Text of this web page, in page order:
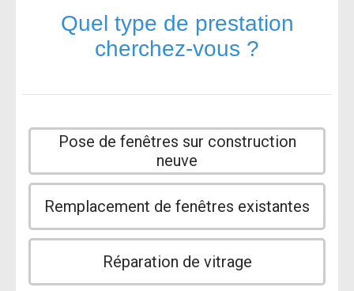
Quel type de prestation
cherchez-vous ?
Pose de fenêtres sur construction
neuve
Remplacement de fenêtres existantes
Réparation de vitrage